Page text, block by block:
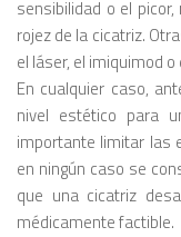
sensibilidad o el
rojez de la cicatriz.
el láser, el imiquimod
En cualquier caso,
nivel estético para
importante limitar las
en ningún caso se
que una cicatriz
médicamente factible.